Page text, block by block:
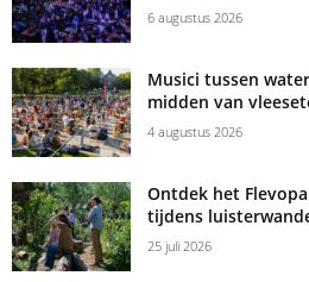
6 augustus 2026
Musici tussen
midden van
4 augustus 2026
Ontdek het
tijdens
25 juli 2026